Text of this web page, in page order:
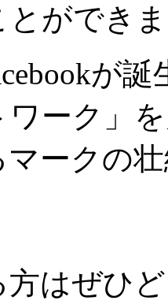
とができ
が
ワーク」
ークの
方はぜひ